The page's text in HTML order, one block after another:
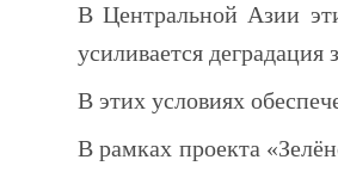
В Центральной Азии
усиливается деградация
В этих условиях
В рамках проекта